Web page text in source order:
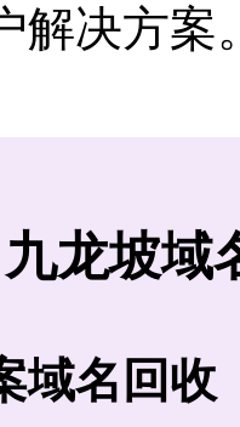
解决方案
九龙坡域
域名回收